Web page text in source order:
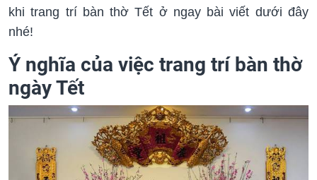
khi trang trí bàn thờ Tết ở ngay bài viết dưới đây
nhé!
Ý nghĩa của việc trang trí bàn thờ
ngày Tết